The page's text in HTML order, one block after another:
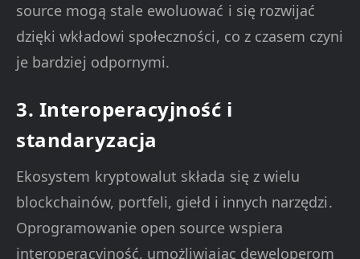
source mogą stale ewoluować i się rozwijać
dzięki wkładowi społeczności, co z czasem czyni
je bardziej odpornymi.
3. Interoperacyjność i
standaryzacja
Ekosystem kryptowalut składa się z wielu
blockchainów, portfeli, giełd i innych narzędzi.
Oprogramowanie open source wspiera
interoperacyjność, umożliwiając deweloperom